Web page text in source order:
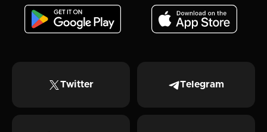
Twitter Telegram